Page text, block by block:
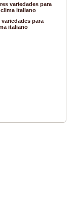
para
italiano